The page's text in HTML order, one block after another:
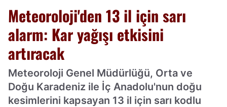
Meteoroloji'den 13 il için sarı
alarm: Kar yağışı etkisini
artıracak
Meteoroloji Genel Müdürlüğü, Orta ve
Doğu Karadeniz ile İç Anadolu'nun doğu
kesimlerini kapsayan 13 il için sarı kodlu